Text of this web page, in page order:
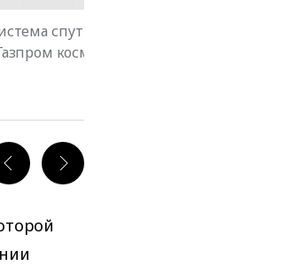
спутниковой связи и вещания
космические системы»